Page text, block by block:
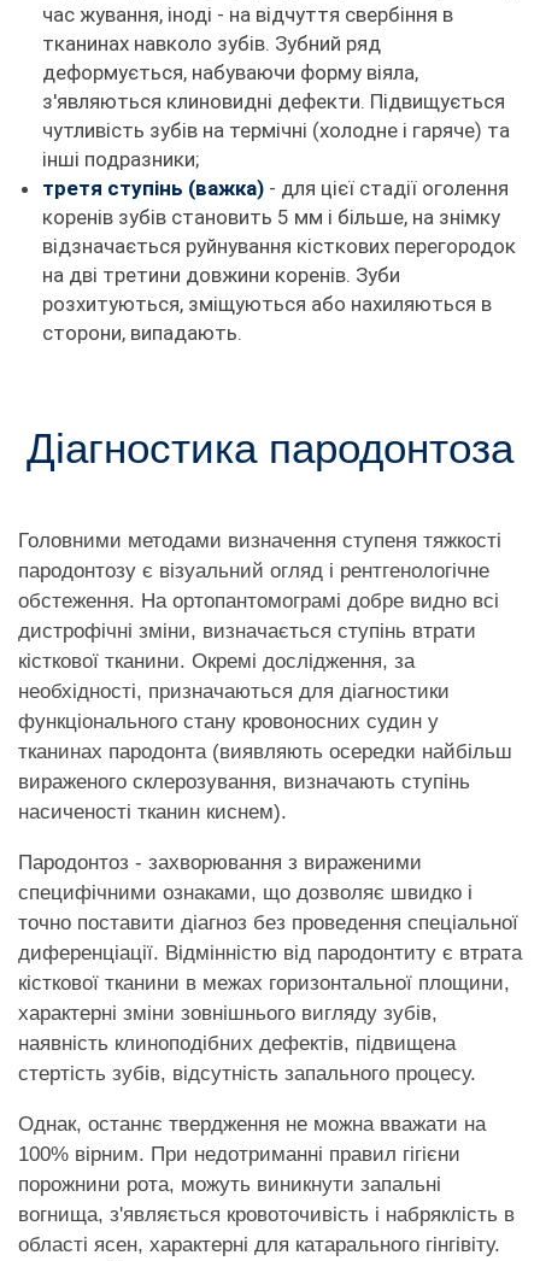
час жування, іноді - на відчуття свербіння в
тканинах навколо зубів. Зубний ряд
деформується, набуваючи форму віяла,
з'являються клиновидні дефекти. Підвищується
чутливість зубів на термічні (холодне і гаряче) та
інші подразники;
третя ступінь (важка) - для цієї стадії оголення
коренів зубів становить 5 мм і більше, на знімку
відзначається руйнування кісткових перегородок
на дві третини довжини коренів. Зуби
розхитуються, зміщуються або нахиляються в
сторони, випадають.
Діагностика пародонтоза
Головними методами визначення ступеня тяжкості
пародонтозу є візуальний огляд і рентгенологічне
обстеження. На ортопантомограмі добре видно всі
дистрофічні зміни, визначається ступінь втрати
кісткової тканини. Окремі дослідження, за
необхідності, призначаються для діагностики
функціонального стану кровоносних судин у
тканинах пародонта (виявляють осередки найбільш
вираженого склерозування, визначають ступінь
насиченості тканин киснем).
Пародонтоз - захворювання з вираженими
специфічними ознаками, що дозволяє швидко і
точно поставити діагноз без проведення спеціальної
диференціації. Відмінністю від пародонтиту є втрата
кісткової тканини в межах горизонтальної площини,
характерні зміни зовнішнього вигляду зубів,
наявність клиноподібних дефектів, підвищена
стертість зубів, відсутність запального процесу.
Однак, останнє твердження не можна вважати на
100% вірним. При недотриманні правил гігієни
порожнини рота, можуть виникнути запальні
вогнища, з'являється кровоточивість і набряклість в
області ясен, характерні для катарального гінгівіту.